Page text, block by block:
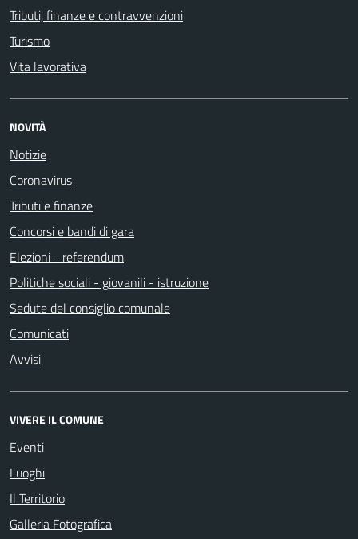
Tributi, finanze e contravvenzioni
Turismo
Vita lavorativa
NOVITÀ
Notizie
Coronavirus
Tributi e finanze
Concorsi e bandi di gara
Elezioni - referendum
Politiche sociali - giovanili - istruzione
Sedute del consiglio comunale
Comunicati
Avvisi
VIVERE IL COMUNE
Eventi
Luoghi
Il Territorio
Galleria Fotografica